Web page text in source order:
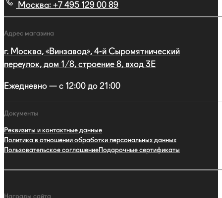
Москва: +7 495 129 00 89
Адрес магазина
г. Москва, «Винзавод», 4-й Сыромятнический
переулок, дом 1/8, строение 8, вход 3E
Ежедневно — с 12:00 до 21:00
Документы
Реквизиты и контактные данные
Политика в отношении обработки персональных данных
Пользовательское соглашениеПодарочные сертификаты
Награды сайта